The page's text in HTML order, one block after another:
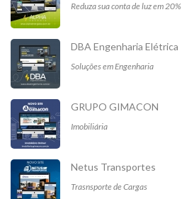
Reduza sua conta de luz em 20%
DBA Engenharia Elétrica
Soluções em Engenharia
GRUPO GIMACON
Imobiliária
Netus Transportes
Trasnsporte de Cargas